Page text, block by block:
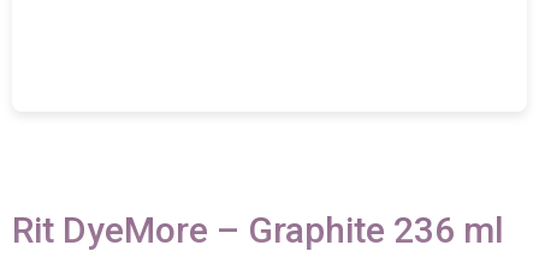
Rit DyeMore – Graphite 236 ml